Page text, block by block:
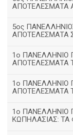
ΑΠΟΤΕΛΕΣΜΑΤΑ
5ος
ΑΠΟΤΕΛΕΣΜΑΤΑ
1ο ΠΑΝΕΛΛΗΝΙΟ
ΑΠΟΤΕΛΕΣΜΑΤΑ
1ο ΠΑΝΕΛΛΗΝΙΟ
ΑΠΟΤΕΛΕΣΜΑΤΑ
1ο ΠΑΝΕΛΛΗΝΙΟ
ΚΩΠΗΛΑΣΙΑΣ: ΤΑ